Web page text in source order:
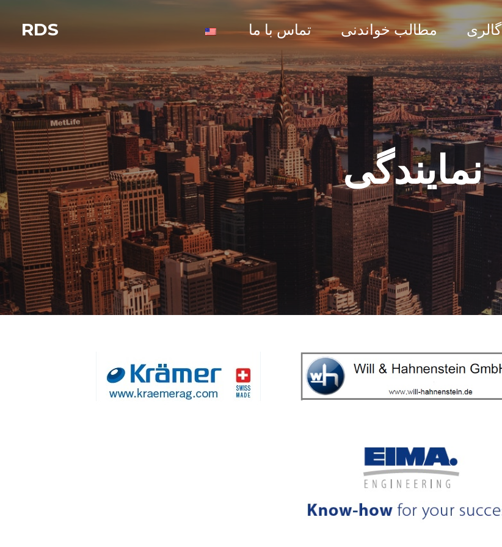
RDS گالری مطالب خواندنی تماس با ما
نمایندگی